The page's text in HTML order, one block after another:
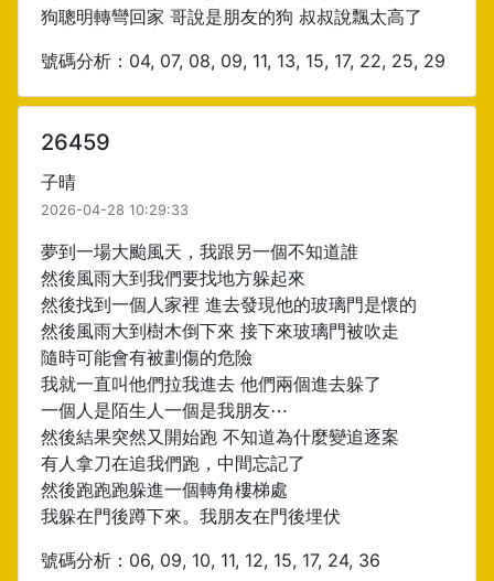
狗聰明轉彎回家 哥說是朋友的狗 叔叔說飄太高了
號碼分析：04, 07, 08, 09, 11, 13, 15, 17, 22, 25, 29
26459
子晴
2026-04-28 10:29:33
夢到一場大颱風天，我跟另一個不知道誰
然後風雨大到我們要找地方躲起來
然後找到一個人家裡 進去發現他的玻璃門是懷的
然後風雨大到樹木倒下來 接下來玻璃門被吹走
隨時可能會有被劃傷的危險
我就一直叫他們拉我進去 他們兩個進去躲了
一個人是陌生人一個是我朋友⋯
然後結果突然又開始跑 不知道為什麼變追逐案
有人拿刀在追我們跑，中間忘記了
然後跑跑跑躲進一個轉角樓梯處
我躲在門後蹲下來。我朋友在門後埋伏
號碼分析：06, 09, 10, 11, 12, 15, 17, 24, 36